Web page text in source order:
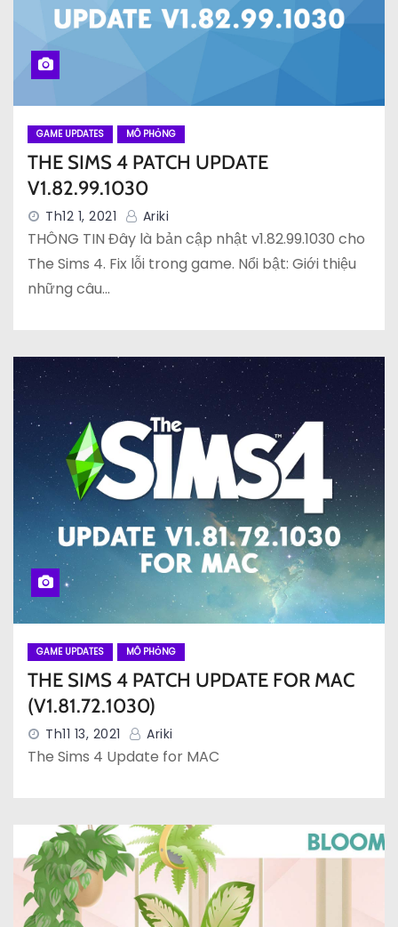
GAME UPDATES MÔ PHỎNG
THE SIMS 4 PATCH UPDATE
V1.82.99.1030
Th12 1, 2021 Ariki
THÔNG TIN Đây là bản cập nhật v1.82.99.1030 cho
The Sims 4. Fix lỗi trong game. Nổi bật: Giới thiệu
những câu…
GAME UPDATES MÔ PHỎNG
THE SIMS 4 PATCH UPDATE FOR MAC
(V1.81.72.1030)
Th11 13, 2021 Ariki
The Sims 4 Update for MAC